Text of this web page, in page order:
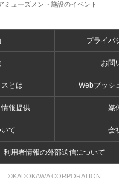
ミューズメント施設のイベント
プライバ
お問
とは Webプッシ
報提供 媒
て 会
利用者情報の外部送信について
©KADOKAWA CORPORATION